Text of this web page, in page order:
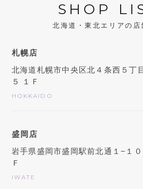
SHOP
北海道・東北エリアの店
札幌店
北海道札幌市中央区北４条西５丁
５ １Ｆ
HOKKAIDO
盛岡店
岩手県盛岡市盛岡駅前北通１−１０
Ｆ
IWATE